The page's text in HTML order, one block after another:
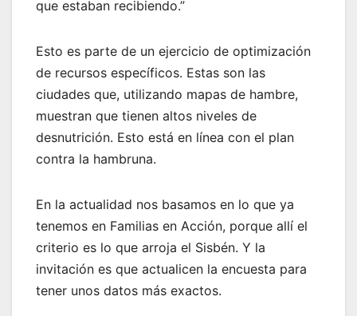
que estaban recibiendo.”
Esto es parte de un ejercicio de optimización
de recursos específicos. Estas son las
ciudades que, utilizando mapas de hambre,
muestran que tienen altos niveles de
desnutrición. Esto está en línea con el plan
contra la hambruna.
En la actualidad nos basamos en lo que ya
tenemos en Familias en Acción, porque allí el
criterio es lo que arroja el Sisbén. Y la
invitación es que actualicen la encuesta para
tener unos datos más exactos.